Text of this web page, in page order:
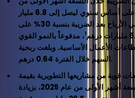
عام 2025 بنسبة 43% على أساس سنوي ليصل إلى 6.8 مليار
درهم، في حين ارتفع صافي الأرباح بعد الضريبة بنسبة 30% على
1، مدفوعاً بالنمو القوي
الأعمال الأساسية. وبلغت ربحية
السهم خلال الفترة 0.64 درهم.
قوية من مشاريعها التطويرية بقيمة
28.5 مليار درهم خلال التسعة أشهر الأولى من عام 2025، بزيادة